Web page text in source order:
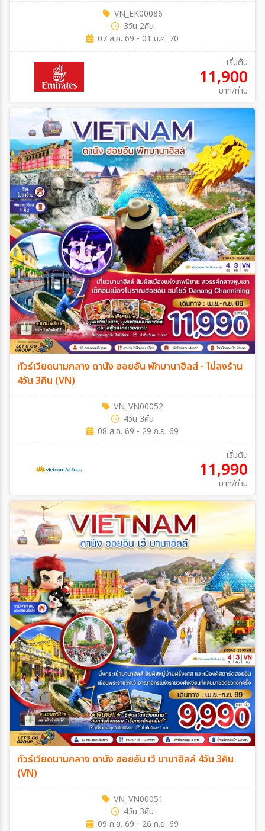
VN_EK00086
3วัน 2คืน
07 ส.ค. 69 - 01 ม.ค. 70
เริ่มต้น
11,900
บาท/ท่าน
ทัวร์เวียดนามกลาง ดานัง ฮอยอัน พักบานาฮิลส์ - ไม่ลงร้าน
4วัน 3คืน (VN)
VN_VN00052
4วัน 3คืน
08 ส.ค. 69 - 29 ก.ย. 69
เริ่มต้น
11,990
บาท/ท่าน
ทัวร์เวียดนามกลาง ดานัง ฮอยอัน เว้ บานาฮิลล์ 4วัน 3คืน
(VN)
VN_VN00051
4วัน 3คืน
09 ก.ย. 69 - 26 ก.ย. 69